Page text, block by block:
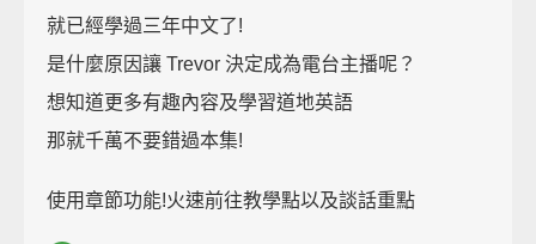
就已經學過三年中文了!
是什麼原因讓 Trevor 決定成為電台主播呢？
想知道更多有趣內容及學習道地英語
那就千萬不要錯過本集!
使用章節功能!火速前往教學點以及談話重點